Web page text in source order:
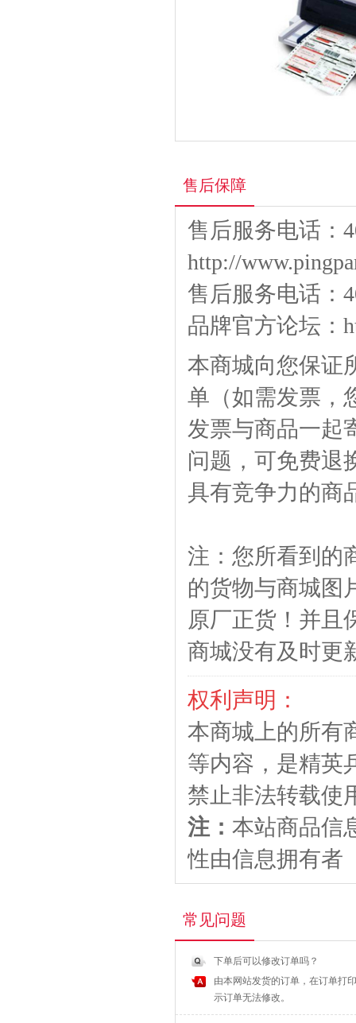
售后保障
售后服务电话：
http://
售后服务电话：
品牌官方论坛：
本商城向您保证
单（如需发票，
发票与商品一起
问题，可免费退
具有竞争力的商
注：您所看到的
的货物与商城图
原厂正货！并且
商城没有及时更
权利声明：
本商城上的所有
等内容，是精英
禁止非法转载使
注： 本站商品信
性由信息拥有者
常见问题
下单后可以修改订单吗？
由本网站发货的订单，在订单打
示订单无法修改。